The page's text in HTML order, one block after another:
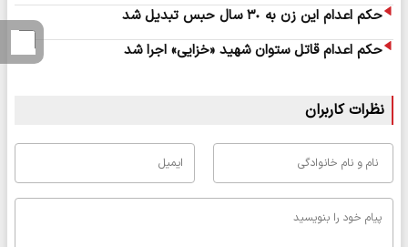
حکم اعدام این زن به ٣٠ سال حبس تبدیل شد
حکم اعدام قاتل ستوان شهید «خزایی» اجرا شد
نظرات کاربران